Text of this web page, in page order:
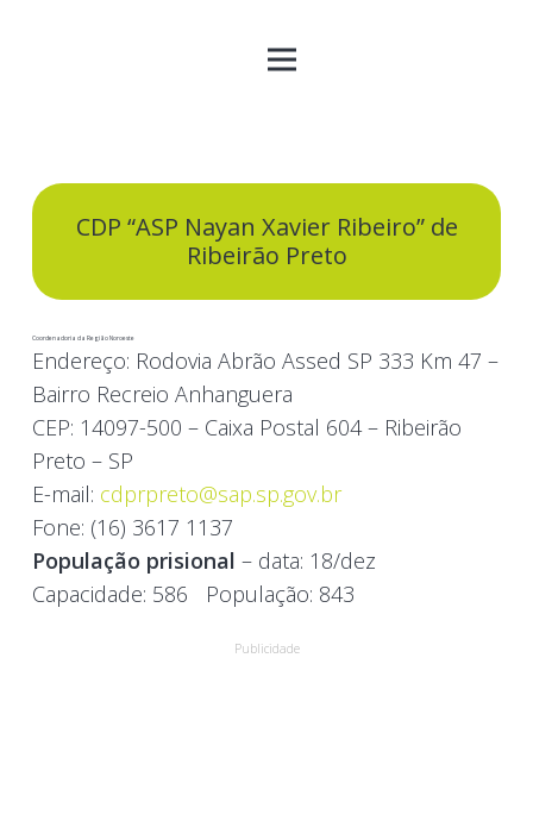
CDP “ASP Nayan Xavier Ribeiro” de
Ribeirão Preto
Coordenadoria da Região Noroeste
Endereço: Rodovia Abrão Assed SP 333 Km 47 –
Bairro Recreio Anhanguera
CEP: 14097-500 – Caixa Postal 604 – Ribeirão
Preto – SP
E-mail: cdprpreto@sap.sp.gov.br
Fone: (16) 3617 1137
População prisional – data: 18/dez
Capacidade: 586 População: 843
Publicidade